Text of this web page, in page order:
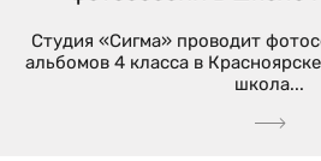
Студия «Сигма» проводит
альбомов 4 класса в
школа...